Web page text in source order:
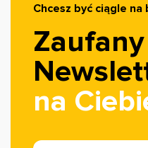
klienci, stajecie się
Chcesz być ciągle na
Zaufany
na